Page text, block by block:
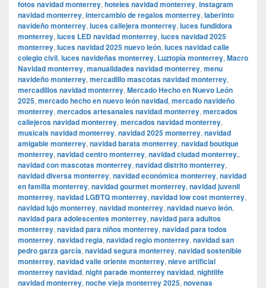
fotos navidad monterrey, hoteles navidad monterrey, instagram
navidad monterrey, intercambio de regalos monterrey, laberinto
navideño monterrey, luces callejera monterrey, luces fundidora
monterrey, luces LED navidad monterrey, luces navidad 2025
monterrey, luces navidad 2025 nuevo león, luces navidad calle
colegio civil, luces navideñas monterrey, Luztopía monterrey, Macro
Navidad monterrey, manualidades navidad monterrey, menu
navideño monterrey, mercadillo mascotas navidad monterrey,
mercadillos navidad monterrey, Mercado Hecho en Nuevo León
2025, mercado hecho en nuevo león navidad, mercado navideño
monterrey, mercados artesanales navidad monterrey, mercados
callejeros navidad monterrey, mercados navidad monterrey,
musicals navidad monterrey, navidad 2025 monterrey, navidad
amigable monterrey, navidad barata monterrey, navidad boutique
monterrey, navidad centro monterrey, navidad ciudad monterrey.,
navidad con mascotas monterrey, navidad distrito monterrey,
navidad diversa monterrey, navidad económica monterrey, navidad
en familia monterrey, navidad gourmet monterrey, navidad juvenil
monterrey, navidad LGBTQ monterrey, navidad low cost monterrey,
navidad lujo monterrey, navidad monterrey, navidad nuevo león,
navidad para adolescentes monterrey, navidad para adultos
monterrey, navidad para niños monterrey, navidad para todos
monterrey, navidad regia, navidad regio monterrey, navidad san
pedro garza garcía, navidad segura monterrey, navidad sostenible
monterrey, navidad valle oriente monterrey, nieve artificial
monterrey navidad, night parade monterrey navidad, nightlife
navidad monterrey, noche vieja monterrey 2025, novenas